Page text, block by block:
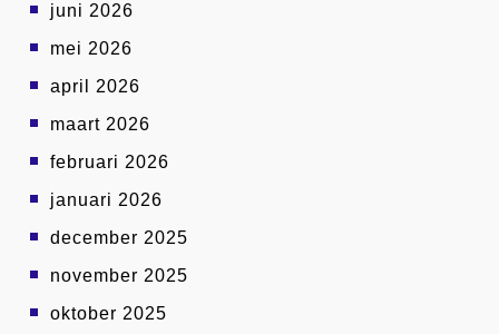
juni 2026
mei 2026
april 2026
maart 2026
februari 2026
januari 2026
december 2025
november 2025
oktober 2025